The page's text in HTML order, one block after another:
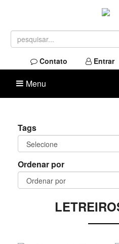
Contato Entrar
Menu
Tags
Ordenar por